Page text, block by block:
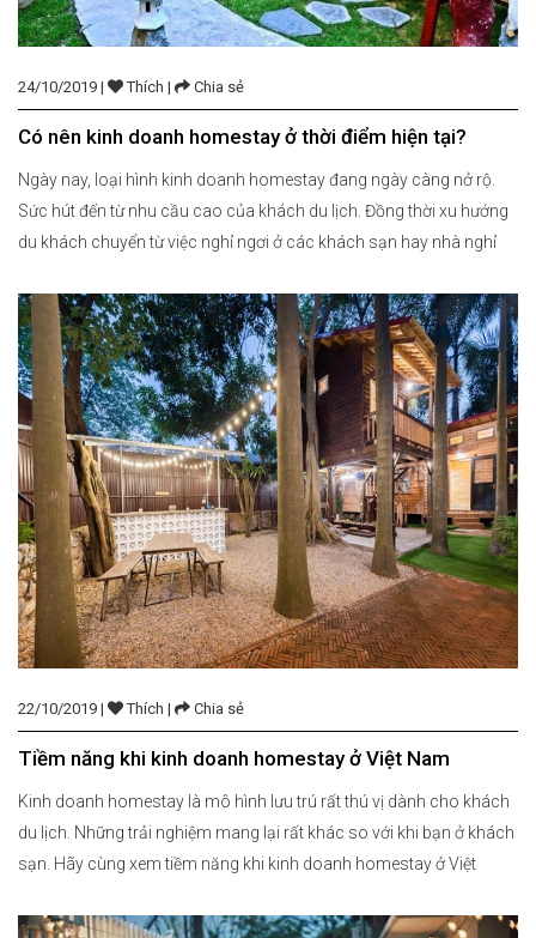
24/10/2019 | Thích | Chia sẻ
Có nên kinh doanh homestay ở thời điểm hiện tại?
Ngày nay, loại hình kinh doanh homestay đang ngày càng nở rộ.
Sức hút đến từ nhu cầu cao của khách du lịch. Đồng thời xu hướng
du khách chuyển từ việc nghỉ ngơi ở các khách sạn hay nhà nghỉ
một […]
22/10/2019 | Thích | Chia sẻ
Tiềm năng khi kinh doanh homestay ở Việt Nam
Kinh doanh homestay là mô hình lưu trú rất thú vị dành cho khách
du lịch. Những trải nghiệm mang lại rất khác so với khi bạn ở khách
sạn. Hãy cùng xem tiềm năng khi kinh doanh homestay ở Việt
tham khảo các […]